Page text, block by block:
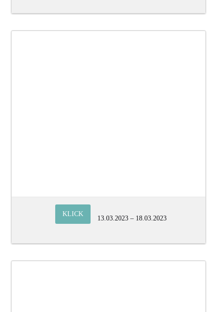
KLICK
13.03.2023 – 18.03.2023